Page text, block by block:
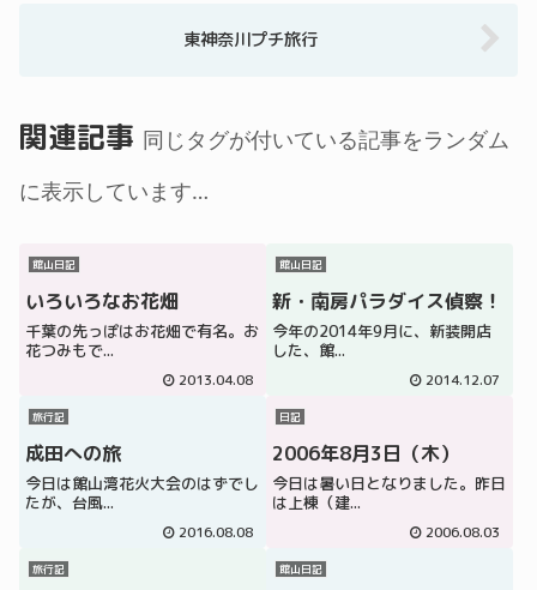
東神奈川プチ旅行
関連記事 同じタグが付いている記事をランダム
に表示しています…
館山日記
いろいろなお花畑
千葉の先っぽはお花畑で有名。お
花つみもで...
2013.04.08
館山日記
新・南房パラダイス偵察！
今年の2014年9月に、新装開店
した、館...
2014.12.07
旅行記
成田への旅
今日は館山湾花火大会のはずでし
たが、台風...
2016.08.08
日記
2006年8月3日（木）
今日は暑い日となりました。昨日
は上棟（建...
2006.08.03
旅行記 館山日記